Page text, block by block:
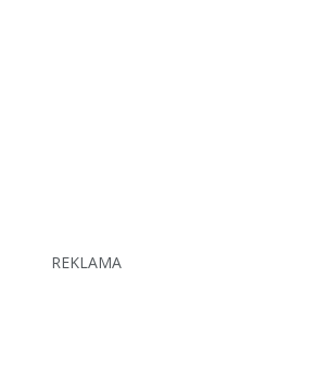
REKLAMA